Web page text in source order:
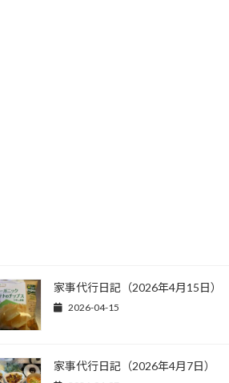
家事代行日記（2026年4月15日）
2026-04-15
家事代行日記（2026年4月7日）